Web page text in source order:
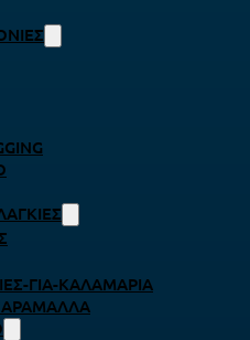
ΓΙΑ-ΚΑΛΑΜΆΡΙΑ